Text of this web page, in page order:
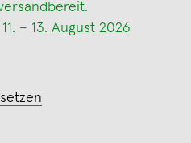
– 13. August 2026